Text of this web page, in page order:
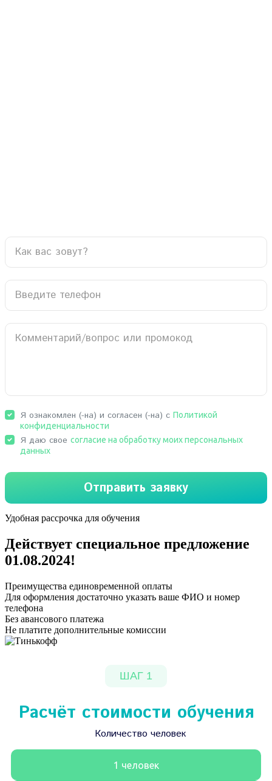
Удобная рассрочка для обучения
Действует специальное предложение
01.08.2024!
Преимущества единовременной оплаты
Для оформления достаточно указать ваше ФИО и номер
телефона
Без авансового платежа
Не платите дополнительные комиссии